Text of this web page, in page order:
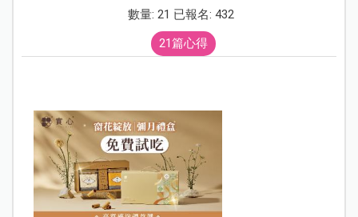
數量: 21 已報名: 432
21篇心得